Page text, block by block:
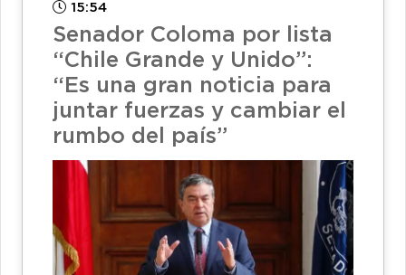
15:54
Senador Coloma por lista
“Chile Grande y Unido”:
“Es una gran noticia para
juntar fuerzas y cambiar el
rumbo del país”